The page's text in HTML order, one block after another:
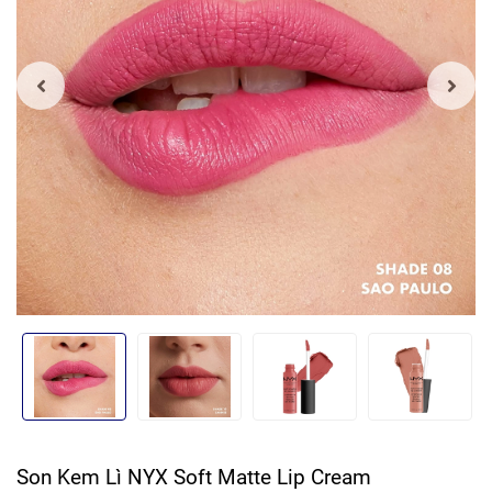
Son Kem Lì NYX Soft Matte Lip Cream